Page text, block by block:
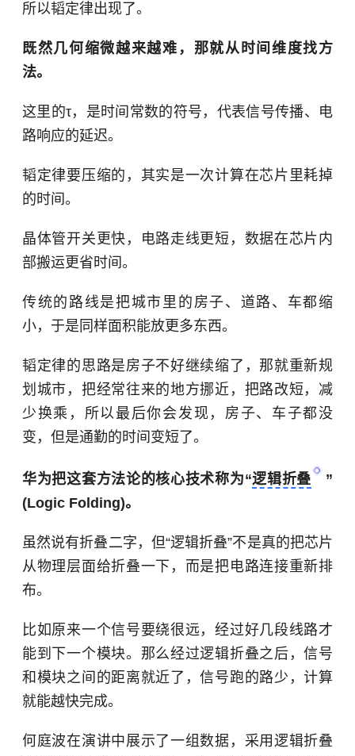
所以韬定律出现了。
既然几何缩微越来越难，那就从时间维度找方
法。
这里的τ，是时间常数的符号，代表信号传播、电
路响应的延迟。
韬定律要压缩的，其实是一次计算在芯片里耗掉
的时间。
晶体管开关更快，电路走线更短，数据在芯片内
部搬运更省时间。
传统的路线是把城市里的房子、道路、车都缩
小，于是同样面积能放更多东西。
韬定律的思路是房子不好继续缩了，那就重新规
划城市，把经常往来的地方挪近，把路改短，减
少换乘，所以最后你会发现，房子、车子都没
变，但是通勤的时间变短了。
华为把这套方法论的核心技术称为“逻辑折叠
”
(Logic Folding)。
虽然说有折叠二字，但“逻辑折叠”不是真的把芯片
从物理层面给折叠一下，而是把电路连接重新排
布。
比如原来一个信号要绕很远，经过好几段线路才
能到下一个模块。那么经过逻辑折叠之后，信号
和模块之间的距离就近了，信号跑的路少，计算
就能越快完成。
何庭波在演讲中展示了一组数据，采用逻辑折叠